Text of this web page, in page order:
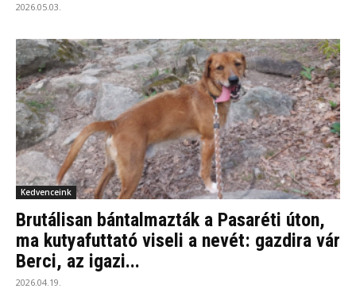
2026.05.03.
Kedvenceink
Brutálisan bántalmazták a Pasaréti úton,
ma kutyafuttató viseli a nevét: gazdira vár
Berci, az igazi...
2026.04.19.